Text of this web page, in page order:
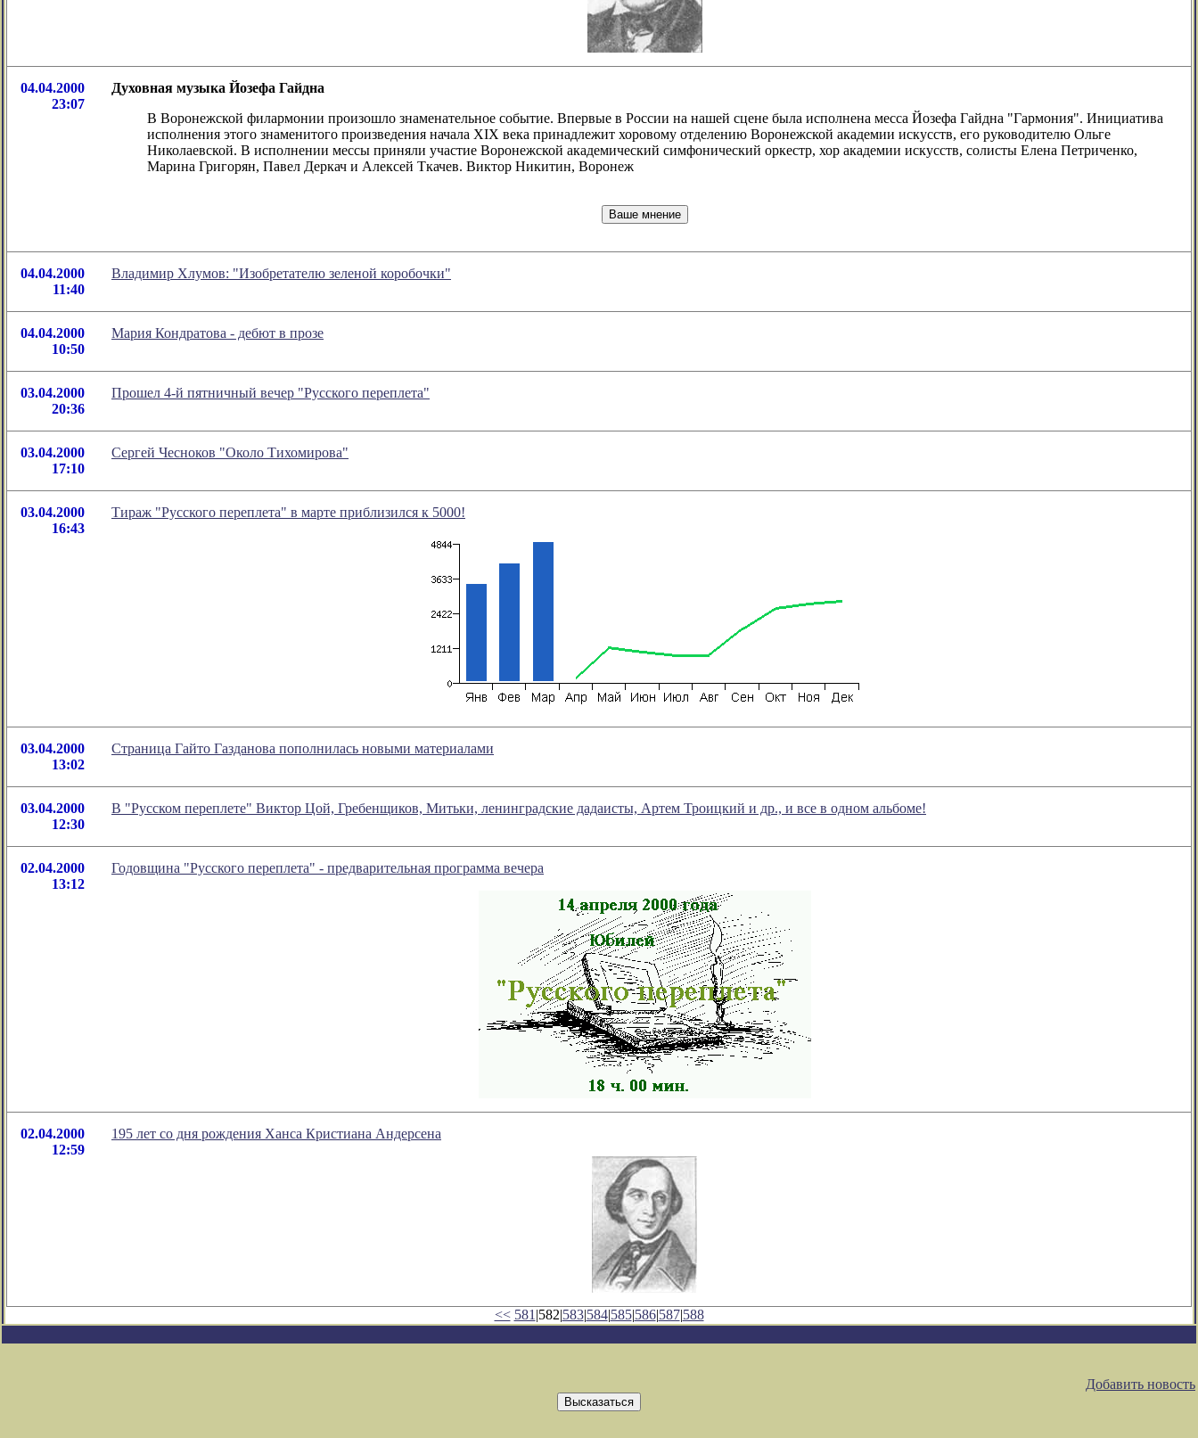
04.04.2000
23:07
Духовная музыка Йозефа Гайдна
В Воронежской филармонии произошло знаменательное событие. Впервые в России на нашей сцене была исполнена месса Йозефа Гайдна "Гармония". Инициатива
исполнения этого знаменитого произведения начала XIX века принадлежит хоровому отделению Воронежской академии искусств, его руководителю Ольге
Николаевской. В исполнении мессы приняли участие Воронежской академический симфонический оркестр, хор академии искусств, солисты Елена Петриченко,
Марина Григорян, Павел Деркач и Алексей Ткачев. Виктор Никитин, Воронеж
04.04.2000
11:40
Владимир Хлумов: "Изобретателю зеленой коробочки"
04.04.2000
10:50
Мария Кондратова - дебют в прозе
03.04.2000
20:36
Прошел 4-й пятничный вечер "Русского переплета"
03.04.2000
17:10
Сергей Чесноков "Около Тихомирова"
03.04.2000
16:43
Тираж "Русского переплета" в марте приблизился к 5000!
03.04.2000
13:02
Страница Гайто Газданова пополнилась новыми материалами
03.04.2000
12:30
В "Русском переплете" Виктор Цой, Гребенщиков, Митьки, ленинградские дадаисты, Артем Троицкий и др., и все в одном альбоме!
02.04.2000
13:12
Годовщина "Русского переплета" - предварительная программа вечера
02.04.2000
12:59
195 лет со дня рождения Ханса Кристиана Андерсена
<< 581 |582|583|584|585|586|587|588
Добавить новость